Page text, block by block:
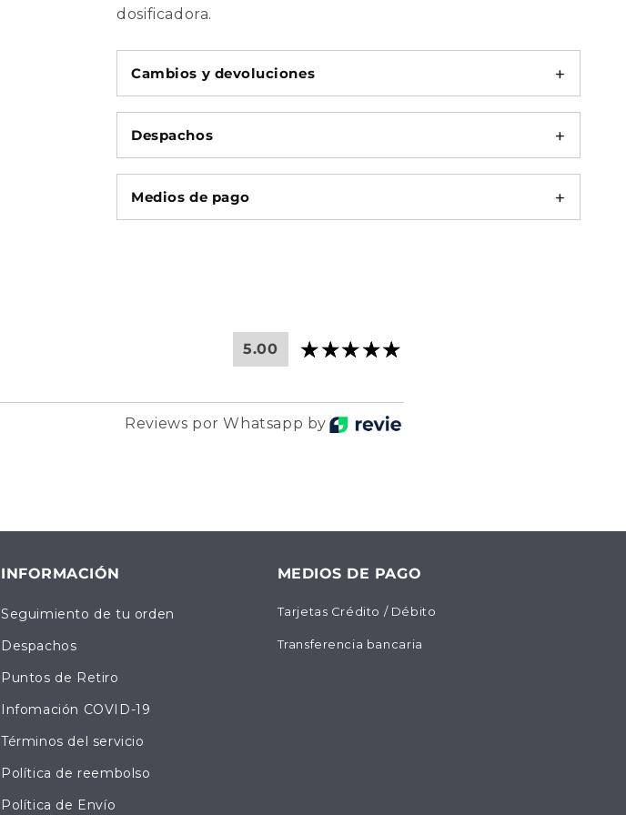
dosificadora.
Cambios y devoluciones
Despachos
Medios de pago
5.00
Reviews por Whatsapp by
INFORMACIÓN
Seguimiento de tu orden
Despachos
Puntos de Retiro
Infomación COVID-19
Términos del servicio
Política de reembolso
Política de Envío
MEDIOS DE PAGO
Tarjetas Crédito / Débito
Transferencia bancaria